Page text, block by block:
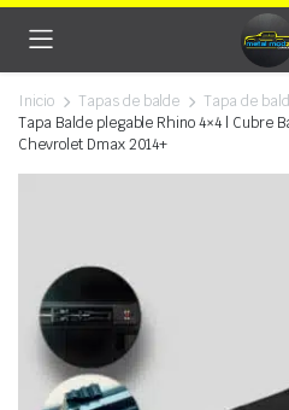
Inicio Tapas de balde
Tapa de
Tapa Balde plegable Rhino 4×4 | Cubre
Chevrolet Dmax 2014+